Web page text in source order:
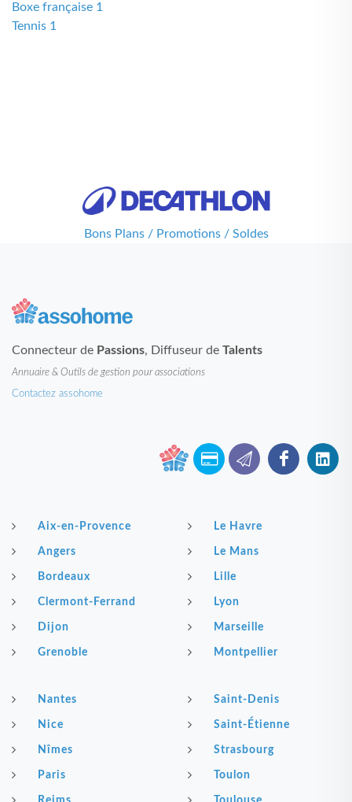
Boxe française 1
Tennis 1
Bons Plans / Promotions / Soldes
Connecteur de Passions, Diffuseur de Talents
Annuaire & Outils de gestion pour associations
Contactez assohome
Aix-en-Provence
Angers
Bordeaux
Clermont-Ferrand
Dijon
Grenoble
Le Havre
Le Mans
Lille
Lyon
Marseille
Montpellier
Nantes
Nice
Nîmes
Paris
Saint-Denis
Saint-Étienne
Strasbourg
Toulon